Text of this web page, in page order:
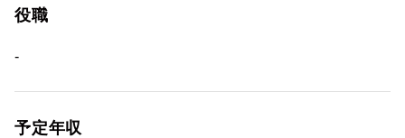
役職
-
予定年収